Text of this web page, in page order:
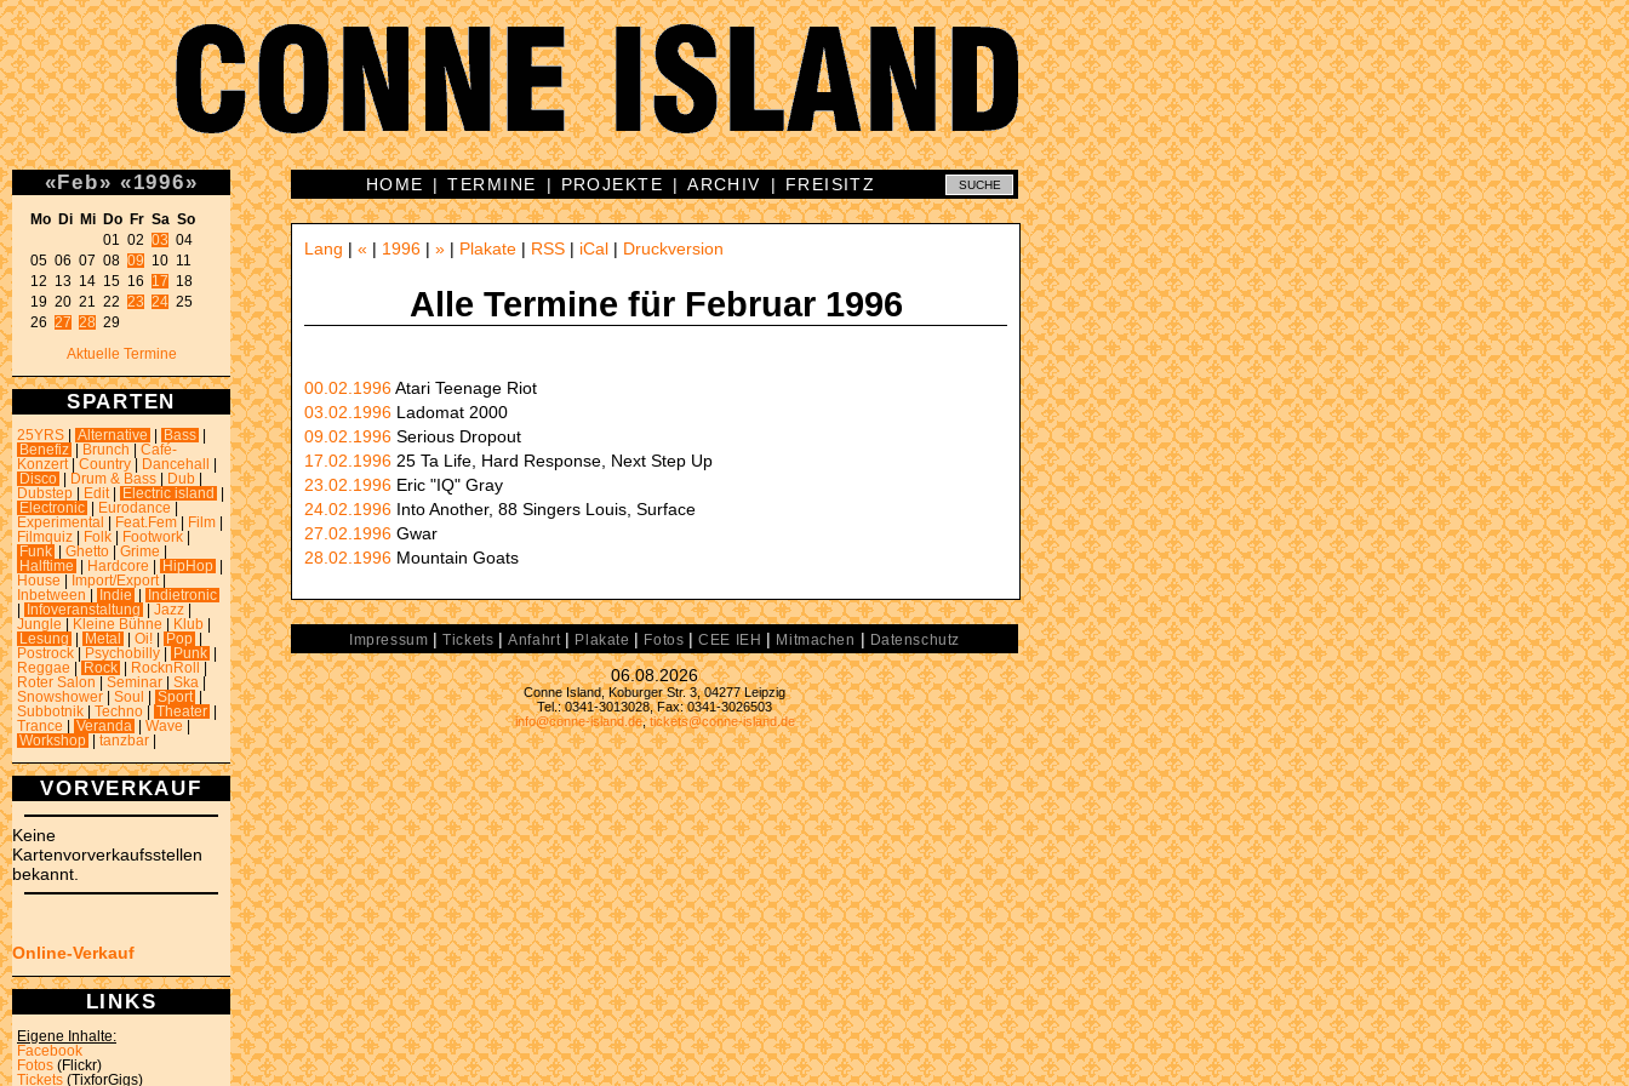
«Feb» «1996»
Mo Di Mi Do Fr Sa So
01 02 03 04
05 06 07 08 09 10 11
12 13 14 15 16 17 18
19 20 21 22 23 24 25
26 27 28 29
Aktuelle Termine
SPARTEN
25YRS Alternative Bass
Benefiz
Brunch
Café-
Konzert
Country Dancehall
Disco
Drum & Bass Dub
Dubstep
Edit Electric island
Electronic
Eurodance
Experimental
Feat.Fem Film
Filmquiz
Folk Footwork
Funk
Ghetto Grime
Halftime
Hardcore HipHop
House
Import/Export
Inbetween
Indie
Indietronic
Infoveranstaltung Jazz
Jungle
Kleine Bühne Klub
Lesung
Metal Oi! Pop
Postrock
Psychobilly Punk
Reggae
Rock RocknRoll
Roter Salon
Seminar Ska
Snowshower
Soul Sport
Subbotnik
Techno Theater
Trance
Veranda Wave
Workshop
tanzbar
VORVERKAUF
Keine
Kartenvorverkaufsstellen
bekannt.
Online-Verkauf
LINKS
Eigene Inhalte:
Facebook
Fotos (Flickr)
Tickets (TixforGigs)
HOME |TERMINE | PROJEKTE |ARCHIV | FREISITZ
Lang | « | 1996 | » | Plakate | RSS | iCal | Druckversion
Alle Termine für Februar 1996
00.02.1996Atari Teenage Riot
03.02.1996 Ladomat 2000
09.02.1996 Serious Dropout
17.02.1996 25 Ta Life, Hard Response, Next Step Up
23.02.1996 Eric "IQ" Gray
24.02.1996 Into Another, 88 Singers Louis, Surface
27.02.1996 Gwar
28.02.1996 Mountain Goats
Impressum |Tickets |Anfahrt | Plakate | Fotos |CEE IEH | Mitmachen | Datenschutz
06.08.2026
Conne Island, Koburger Str. 3, 04277 Leipzig
Tel.: 0341-3013028, Fax: 0341-3026503
info@conne-island.de,tickets@conne-island.de